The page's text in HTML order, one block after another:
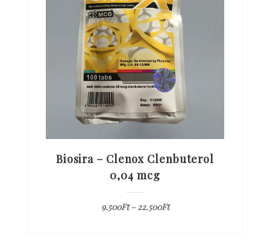
Biosira – Clenox Clenbuterol
0,04 mcg
9.500Ft–22.500Ft